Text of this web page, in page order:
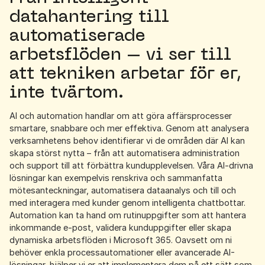
datahantering till
automatiserade
arbetsflöden – vi ser till
att tekniken arbetar för er,
inte tvärtom.
AI och automation handlar om att göra affärsprocesser
smartare, snabbare och mer effektiva. Genom att analysera
verksamhetens behov identifierar vi de områden där AI kan
skapa störst nytta – från att automatisera administration
och support till att förbättra kundupplevelsen. Våra AI-drivna
lösningar kan exempelvis renskriva och sammanfatta
mötesanteckningar, automatisera dataanalys och till och
med interagera med kunder genom intelligenta chattbottar.
Automation kan ta hand om rutinuppgifter som att hantera
inkommande e-post, validera kunduppgifter eller skapa
dynamiska arbetsflöden i Microsoft 365. Oavsett om ni
behöver enkla processautomationer eller avancerade AI-